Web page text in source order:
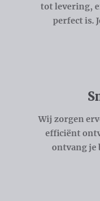
tot levering,
perfect is.
Wij zorgen
efficiënt
ontvang je